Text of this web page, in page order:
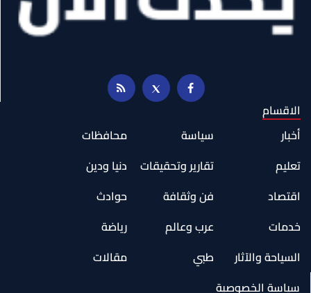
الاقسام
أخبار
سياسة
محافظات
تعليم
تقارير وتحقيقات
دنيا ودين
اقتصاد
فن وثقافة
حوادث
خدمات
عرب وعالم
رياضة
السياحة والآثار
طبي
مقالات
سياسة الخصوصية